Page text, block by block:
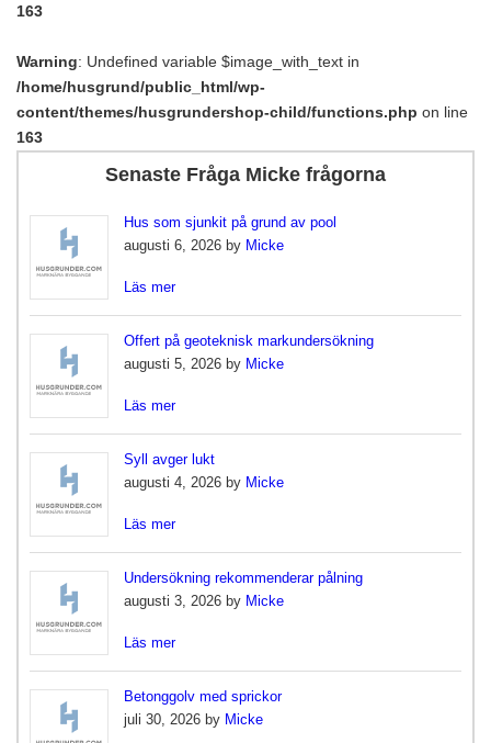
163
Warning: Undefined variable $image_with_text in
/home/husgrund/public_html/wp-
content/themes/husgrundershop-child/functions.php on line
163
Senaste Fråga Micke frågorna
Hus som sjunkit på grund av pool
augusti 6, 2026 by Micke
Läs mer
Offert på geoteknisk markundersökning
augusti 5, 2026 by Micke
Läs mer
Syll avger lukt
augusti 4, 2026 by Micke
Läs mer
Undersökning rekommenderar pålning
augusti 3, 2026 by Micke
Läs mer
Betonggolv med sprickor
juli 30, 2026 by Micke